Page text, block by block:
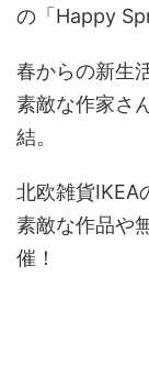
の「Happy
春からの新生
素敵な作家さ
結。
北欧雑貨IKEA
素敵な作品や
催！